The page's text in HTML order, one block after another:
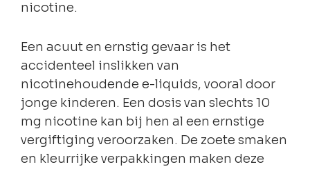
nicotine.
Een acuut en ernstig gevaar is het
accidenteel inslikken van
nicotinehoudende e-liquids, vooral door
jonge kinderen. Een dosis van slechts 10
mg nicotine kan bij hen al een ernstige
vergiftiging veroorzaken. De zoete smaken
en kleurrijke verpakkingen maken deze